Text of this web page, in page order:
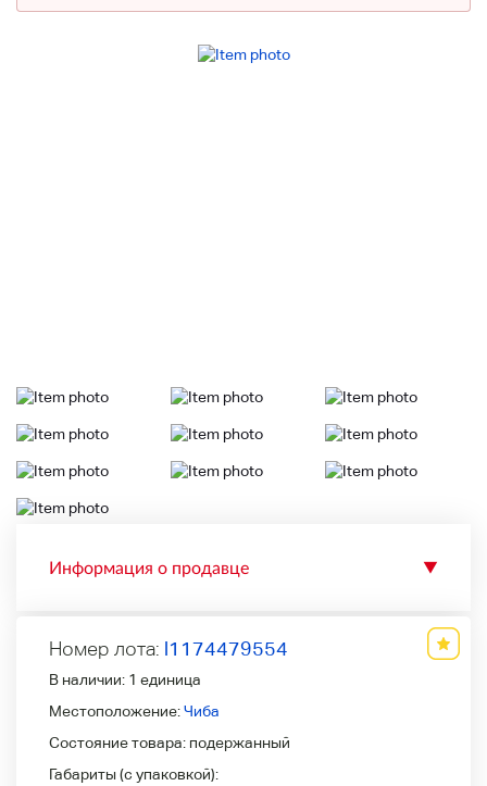
Информация о продавце ▼
Номер лота: l1174479554
В наличии: 1 единица
Местоположение:Чиба
Состояние товара: подержанный
Габариты (с упаковкой):